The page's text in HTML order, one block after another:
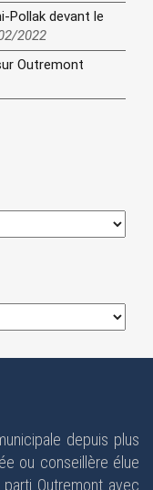
Pollak devant le
2022
Outremont
depuis plus
ou conseillère élue
Outremont avec